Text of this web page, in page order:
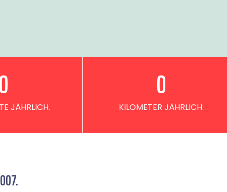
JÄHRLICH.
0
KILOMETER JÄHRLICH.
0